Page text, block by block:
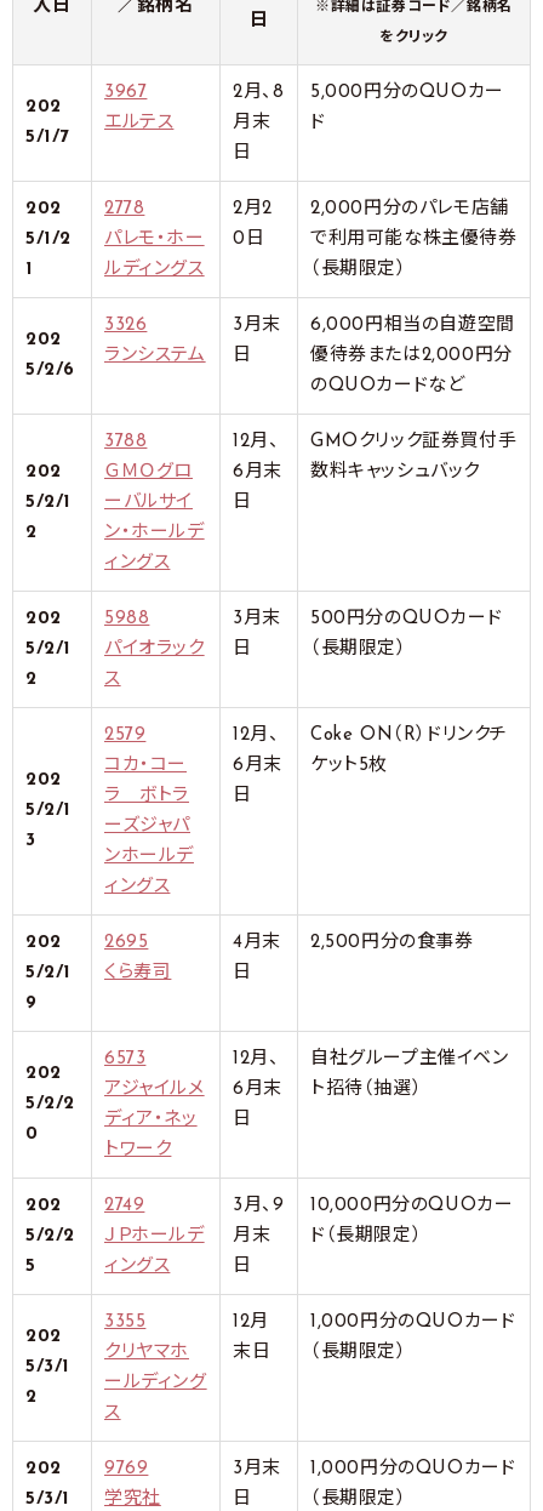
入日
／銘柄名
日
※詳細は証券コード／銘柄名
をクリック
202
5/1/7
3967
エルテス
2月、8
月末
日
5,000円分のQUOカー
ド
202
5/1/2
1
2778
パレモ・ホー
ルディングス
2月2
0日
2,000円分のパレモ店舗
で利用可能な株主優待券
（長期限定）
202
5/2/6
3326
ランシステム
3月末
日
6,000円相当の自遊空間
優待券または2,000円分
のQUOカードなど
202
5/2/1
2
3788
ＧＭＯグロ
ーバルサイ
ン・ホールデ
ィングス
12月、
6月末
日
GMOクリック証券買付手
数料キャッシュバック
202
5/2/1
2
5988
パイオラック
ス
3月末
日
500円分のQUOカード
（長期限定）
202
5/2/1
3
2579
コカ・コー
ラ ボトラ
ーズジャパ
ンホールデ
ィングス
12月、
6月末
日
Coke ON（R）ドリンクチ
ケット5枚
202
5/2/1
9
2695
くら寿司
4月末
日
2,500円分の食事券
202
5/2/2
0
6573
アジャイルメ
ディア・ネッ
トワーク
12月、
6月末
日
自社グループ主催イベン
ト招待（抽選）
202
5/2/2
5
2749
ＪＰホールデ
ィングス
3月、9
月末
日
10,000円分のQUOカー
ド（長期限定）
202
5/3/1
2
3355
クリヤマホ
ールディング
ス
12月
末日
1,000円分のQUOカード
（長期限定）
202
5/3/1
9769
学究社
3月末
日
1,000円分のQUOカード
（長期限定）